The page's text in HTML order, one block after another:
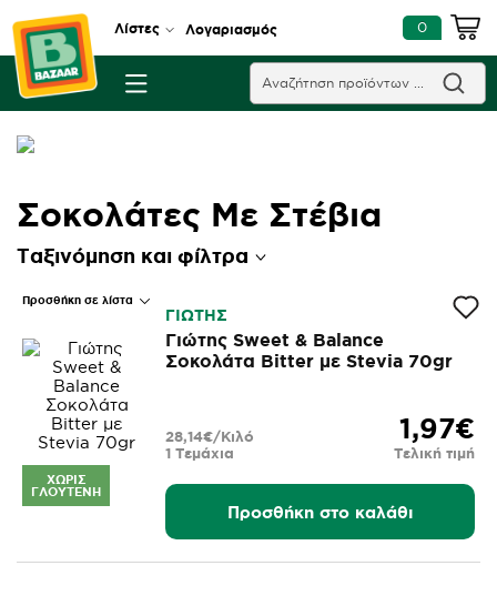
Λίστες Λογαριασμός 0
Σοκολάτες Με Στέβια
Ταξινόμηση και φίλτρα
Προσθήκη σε λίστα
ΧΩΡΊΣ
ΓΛΟΥΤΈΝΗ
ΓΙΩΤΗΣ
Γιώτης Sweet & Balance
Σοκολάτα Bitter με Stevia 70gr
1,97€
Τελική τιμή
1 Τεμάχια
28,14€/Κιλό
Προσθήκη στο καλάθι